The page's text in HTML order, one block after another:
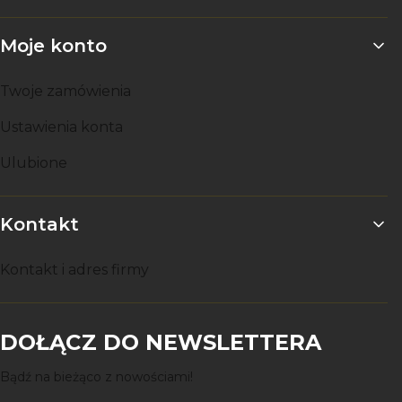
Moje konto
Twoje zamówienia
Ustawienia konta
Ulubione
Kontakt
Kontakt i adres firmy
DOŁĄCZ DO NEWSLETTERA
Bądź na bieżąco z nowościami!